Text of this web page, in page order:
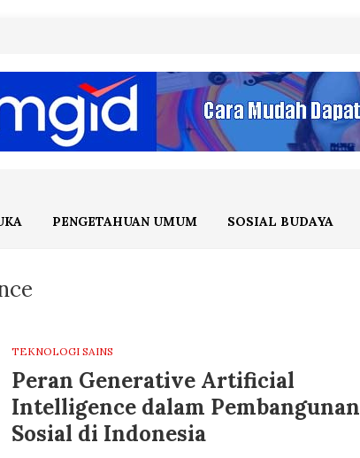
PENGETAHUAN UMUM SOSIAL BUDAYA
TEKNOLOGI SAINS
Peran Generative Artificial
Intelligence dalam Pembangunan
Sosial di Indonesia